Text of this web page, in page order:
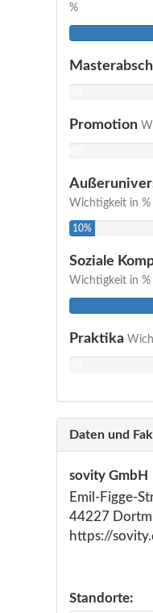
%
Promotion
Wichtigkeit in %
10%
Soziale
Wichtigkeit in %
Praktika
Daten und
sovity GmbH
Emil-Figge-
44227
https://
Standorte: